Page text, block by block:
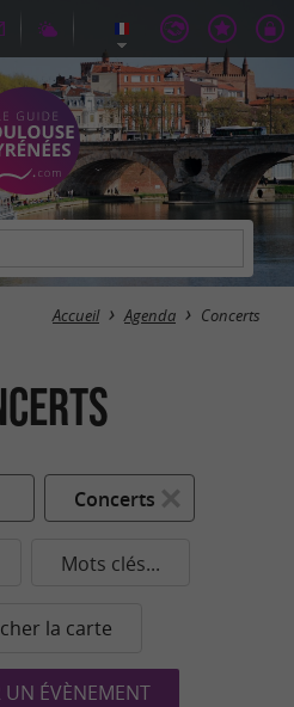
Accueil Agenda Concerts
Concerts
Mots clés...
la carte
UN ÉVÈNEMENT